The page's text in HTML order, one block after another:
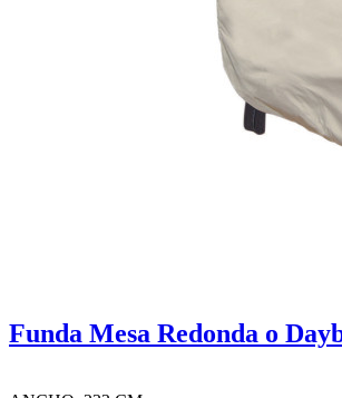
Funda Mesa Redonda o